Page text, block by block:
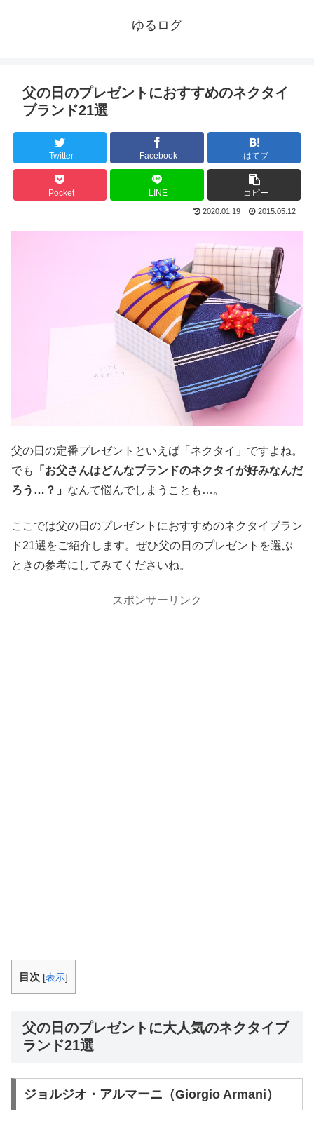
ゆるログ
父の日のプレゼントにおすすめのネクタイ
ブランド21選
Twitter Facebook はてブ
Pocket LINE コピー
2020.01.19 2015.05.12
父の日の定番プレゼントといえば「ネクタイ」ですよね。
でも
「お父さんはどんなブランドのネクタイが好みなんだ
ろう…？」 なんて悩んでしまうことも…。
ここでは父の日のプレゼントにおすすめのネクタイブラン
ド21選をご紹介します。ぜひ父の日のプレゼントを選ぶ
ときの参考にしてみてくださいね。
スポンサーリンク
目次 [表示]
父の日のプレゼントに大人気のネクタイブ
ランド21選
ジョルジオ・アルマーニ（Giorgio Armani）